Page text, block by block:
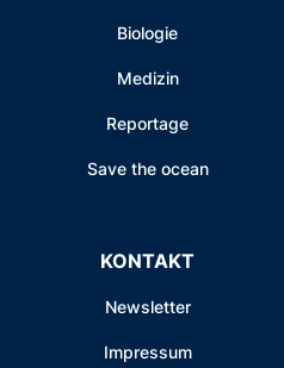
Biologie
Medizin
Reportage
Save the ocean
KONTAKT
Newsletter
Impressum